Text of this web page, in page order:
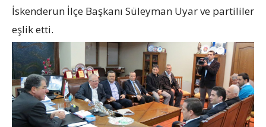
İskenderun İlçe Başkanı Süleyman Uyar ve partililer
eşlik etti.